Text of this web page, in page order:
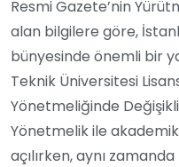
Resmi Gazete’nin
alan bilgilere göre,
bünyesinde önemli bir
Teknik Üniversitesi
Yönetmeliğinde
Yönetmelik ile
açılırken, aynı